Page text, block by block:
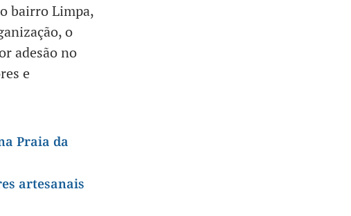
bairro Limpa,
o
adesão no
e
Praia da
artesanais